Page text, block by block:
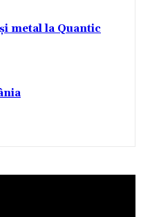
metal la Quantic